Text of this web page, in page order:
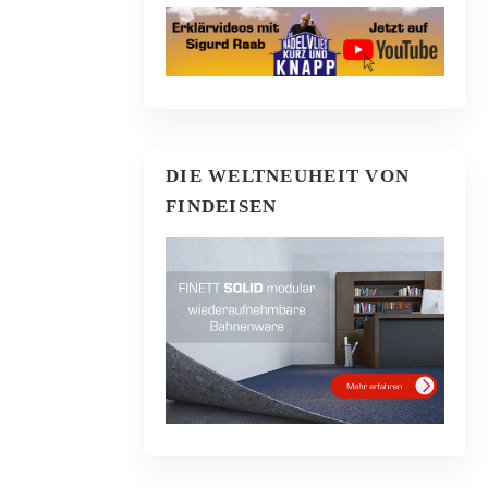
DIE WELTNEUHEIT VON
FINDEISEN